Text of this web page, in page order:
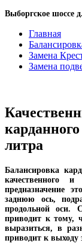
Выборгское шоссе
Главная
Замена
Замена
литра
Балансировка
качественного
предназначение
заднюю ось,
продольной оси.
приводит к тому,
выразиться, в
приводит к выходу